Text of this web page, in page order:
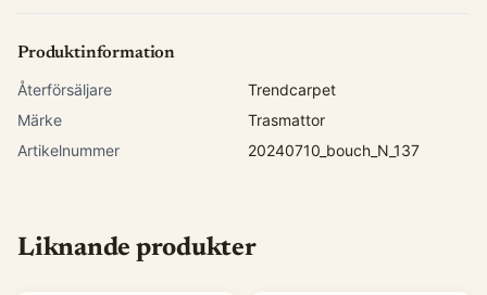
Produktinformation
Återförsäljare
Trendcarpet
Märke
Trasmattor
Artikelnummer
20240710_bouch_N_137
Liknande produkter